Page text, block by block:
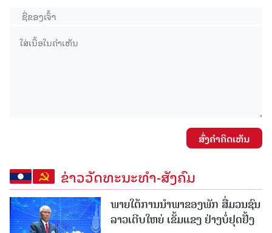
ສົ່ງຄໍາຄິດເຫັນ
ຂ່າວວັດທະນະທຳ-ສັງຄົມ
ພາຍໃຕ້ການນໍາພາຂອງພັກ ສື່ມວນຊົນ
ລາວເຕີບໃຫຍ່ ເຂັ້ມແຂງ ຢ່າງບໍ່ຢຸດຢັ້ງ